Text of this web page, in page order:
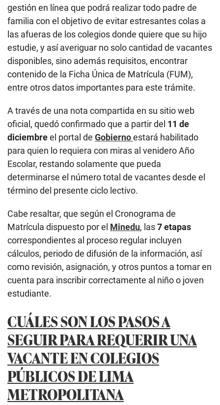
gestión en línea que podrá realizar todo padre de
familia con el objetivo de evitar estresantes colas a
las afueras de los colegios donde quiere que su hijo
estudie, y así averiguar no solo cantidad de vacantes
disponibles, sino además requisitos, encontrar
contenido de la Ficha Única de Matrícula (FUM),
entre otros datos importantes para este trámite.
A través de una nota compartida en su sitio web
oficial, quedó confirmado que a partir del 11 de
diciembreel portal de Gobiernoestará habilitado
para quien lo requiera con miras al venidero Año
Escolar, restando solamente que pueda
determinarse el número total de vacantes desde el
término del presente ciclo lectivo.
Cabe resaltar, que según el Cronograma de
Matrícula dispuesto por el Minedu, las7 etapas
correspondientes al proceso regular incluyen
cálculos, periodo de difusión de la información, así
como revisión, asignación, y otros puntos a tomar en
cuenta para inscribir correctamente al niño o joven
estudiante.
CUÁLES SON LOS PASOS A
SEGUIR PARA REQUERIR UNA
VACANTE EN COLEGIOS
PÚBLICOS DE LIMA
METROPOLITANA